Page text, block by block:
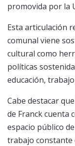
promovida por la
Esta articulación
comunal viene
cultural como
políticas
educación,
Cabe destacar
de Franck cuenta
espacio público
trabajo constante